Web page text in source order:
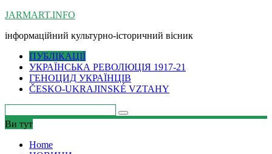
Skip
content
JARMART.INFO
інформаційний культурно-історичний вісник
ПУБЛІКАЦІЇ
УКРАЇНСЬКА РЕВОЛЮЦІЯ 1917-21
ГЕНОЦИД УКРАЇНЦІВ
ČESKO-UKRAJINSKÉ VZTAHY
Ви тут
Home